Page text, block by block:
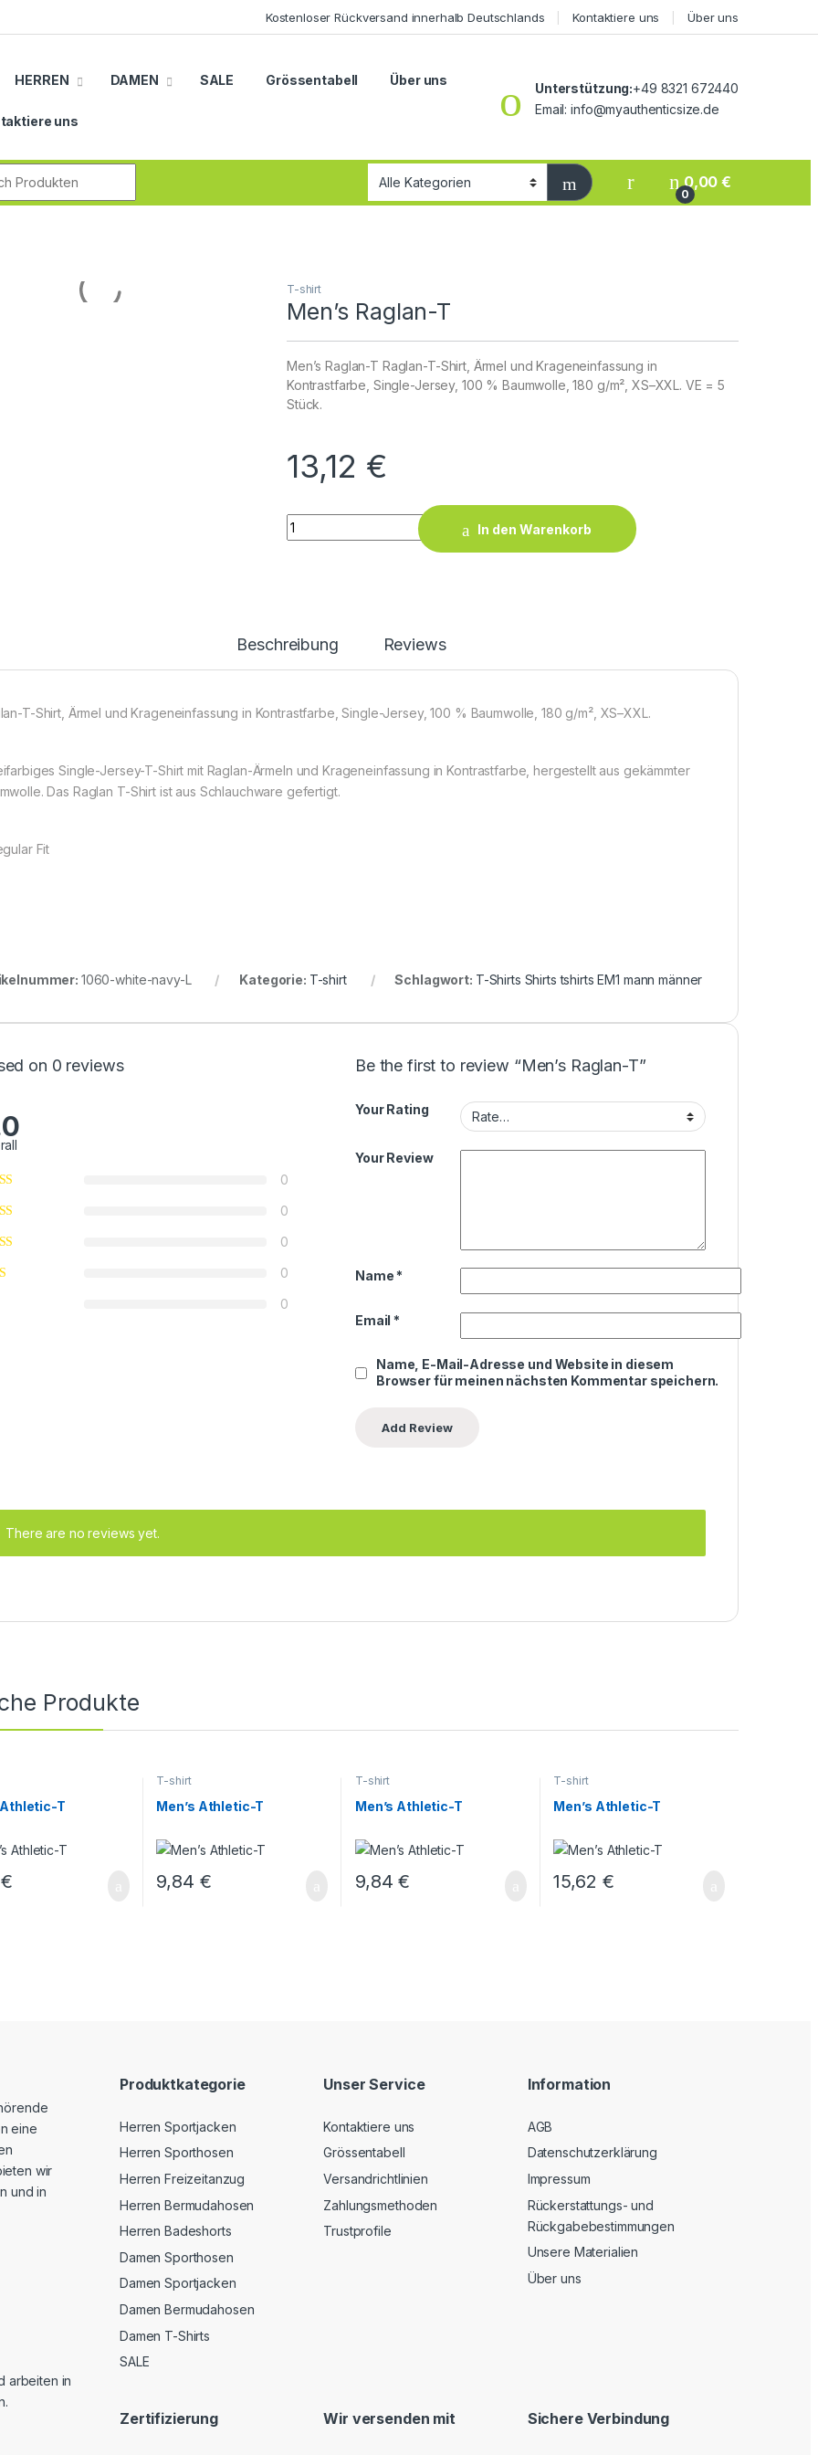
Kostenloser Rückversand innerhalb Deutschlands Kontaktiere uns Über uns
HERREN DAMEN SALE Grössentabell Über uns
uns
Unterstützung:+49 8321 672440
Email: info@myauthenticsize.de
0
0,00€
T-shirt
Men’s Raglan-T
Men’s Raglan-T Raglan-T-Shirt, Ärmel und Krageneinfassung in
Kontrastfarbe, Single-Jersey, 100 % Baumwolle, 180 g/m², XS–XXL. VE = 5
Stück.
13,12 €
Men’s Raglan-T quantity
In den Warenkorb
Beschreibung Reviews
T-Shirt, Ärmel und Krageneinfassung in Kontrastfarbe, Single-Jersey, 100 % Baumwolle, 180 g/m², XS–XXL.
Single-Jersey-T-Shirt mit Raglan-Ärmeln und Krageneinfassung in Kontrastfarbe, hergestellt aus gekämmter
Das Raglan T-Shirt ist aus Schlauchware gefertigt.
Fit
1060-white-navy-L Kategorie: T-shirt Schlagwort: T-Shirts Shirts tshirts EM1 mann männer
on 0 reviews
0
0
0
0
0
Be the first to review “Men’s Raglan-T”
Your Rating
Your Review
Name *
Email *
Name, E-Mail-Adresse und Website in diesem
Browser für meinen nächsten Kommentar speichern.
There are no reviews yet.
Produkte
Athletic-T
€
T-shirt
Men’s Athletic-T
9,84 €
T-shirt
Men’s Athletic-T
9,84€
T-shirt
Men’s Athletic-T
15,62 €
eine
wir
und in
arbeiten in
Produktkategorie
Herren Sportjacken
Herren Sporthosen
Herren Freizeitanzug
Herren Bermudahosen
Herren Badeshorts
Damen Sporthosen
Damen Sportjacken
Damen Bermudahosen
Damen T-Shirts
SALE
Unser Service
Kontaktiere uns
Grössentabell
Versandrichtlinien
Zahlungsmethoden
Trustprofile
Information
AGB
Datenschutzerklärung
Impressum
Rückerstattungs- und
Rückgabebestimmungen
Unsere Materialien
Über uns
Zertifizierung Wir versenden mit Sichere Verbindung